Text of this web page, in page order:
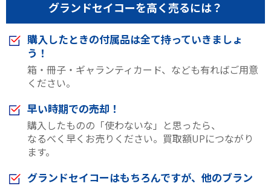
グランドセイコーを高く売るには？
購入したときの付属品は全て持っていきましょ
う！
箱・冊子・ギャランティカード、なども有ればご用意
ください。
早い時期での売却！
購入したものの「使わないな」と思ったら、
なるべく早くお売りください。買取額UPにつながり
ます。
グランドセイコーはもちろんですが、他のブラン